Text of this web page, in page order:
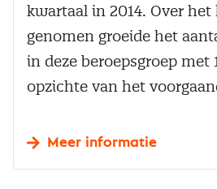
kwartaal in 2014. Over het
genomen groeide het
in deze beroepsgroep met
opzichte van het
Meer informatie